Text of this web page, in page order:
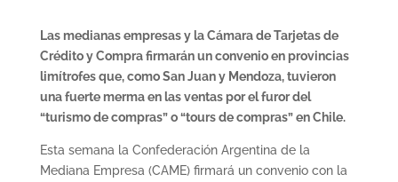
Las medianas empresas y la Cámara de Tarjetas de
Crédito y Compra firmarán un convenio en provincias
limítrofes que, como San Juan y Mendoza, tuvieron
una fuerte merma en las ventas por el furor del
“turismo de compras” o “tours de compras” en Chile.
Esta semana la Confederación Argentina de la
Mediana Empresa (CAME) firmará un convenio con la